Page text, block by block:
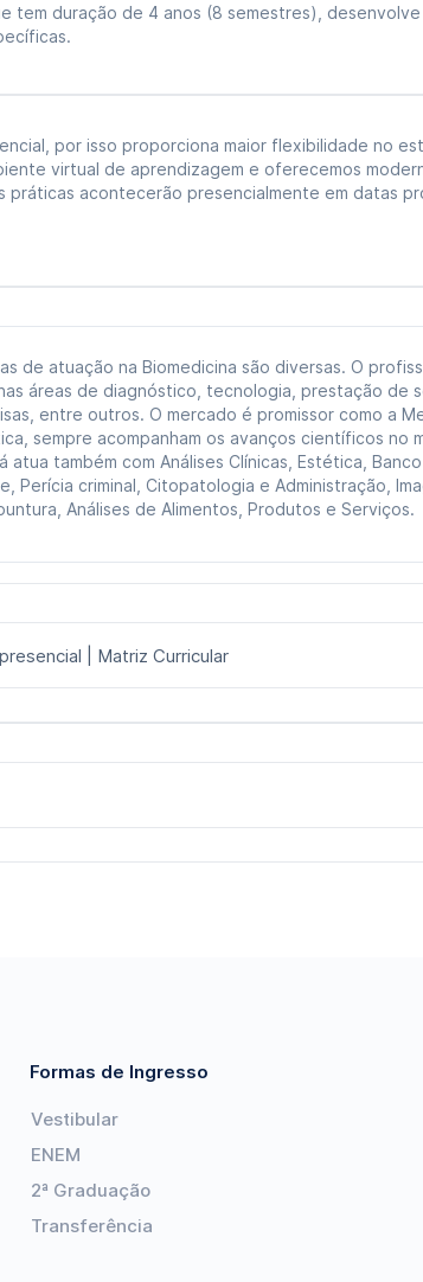
tem duração de 4 anos (8 semestres),
por isso proporciona maior flexibilidade no
virtual de aprendizagem e oferecemos
práticas acontecerão presencialmente em datas
de atuação na Biomedicina são diversas. O
áreas de diagnóstico, tecnologia, prestação de
entre outros. O mercado é promissor como a
sempre acompanham os avanços científicos no
atua também com Análises Clínicas, Estética,
Perícia criminal, Citopatologia e Administração,
Análises de Alimentos, Produtos e Serviços.
| Matriz Curricular
Formas de Ingresso
Vestibular
ENEM
2ª Graduação
Transferência